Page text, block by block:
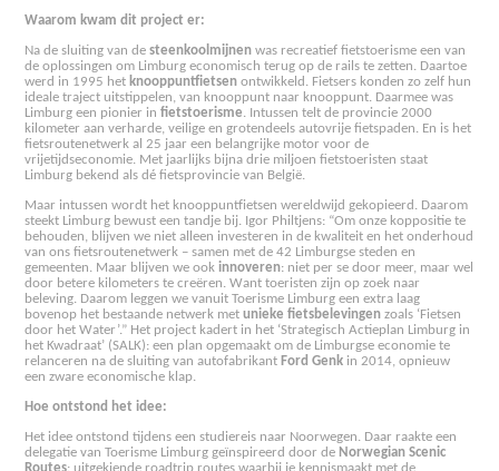
Waarom kwam dit project er:
Na de sluiting van desteenkoolmijnen was recreatief fietstoerisme een van
de oplossingen om Limburg economisch terug op de rails te zetten. Daartoe
werd in 1995 het knooppuntfietsen ontwikkeld. Fietsers konden zo zelf hun
ideale traject uitstippelen, van knooppunt naar knooppunt. Daarmee was
Limburg een pionier infietstoerisme. Intussen telt de provincie 2000
kilometer aan verharde, veilige en grotendeels autovrije fietspaden. En is het
fietsroutenetwerk al 25 jaar een belangrijke motor voor de
vrijetijdseconomie. Met jaarlijks bijna drie miljoen fietstoeristen staat
Limburg bekend als dé fietsprovincie van België.
Maar intussen wordt het knooppuntfietsen wereldwijd gekopieerd. Daarom
steekt Limburg bewust een tandje bij. Igor Philtjens: “Om onze koppositie te
behouden, blijven we niet alleen investeren in de kwaliteit en het onderhoud
van ons fietsroutenetwerk – samen met de 42 Limburgse steden en
gemeenten. Maar blijven we ook innoveren: niet per se door meer, maar wel
door betere kilometers te creëren. Want toeristen zijn op zoek naar
beleving. Daarom leggen we vanuit Toerisme Limburg een extra laag
bovenop het bestaande netwerk metunieke fietsbelevingen zoals ‘Fietsen
door het Water’.” Het project kadert in het ‘Strategisch Actieplan Limburg in
het Kwadraat’ (SALK): een plan opgemaakt om de Limburgse economie te
relanceren na de sluiting van autofabrikant Ford Genk in 2014, opnieuw
een zware economische klap.
Hoe ontstond het idee:
Het idee ontstond tijdens een studiereis naar Noorwegen. Daar raakte een
delegatie van Toerisme Limburg geïnspireerd door de Norwegian Scenic